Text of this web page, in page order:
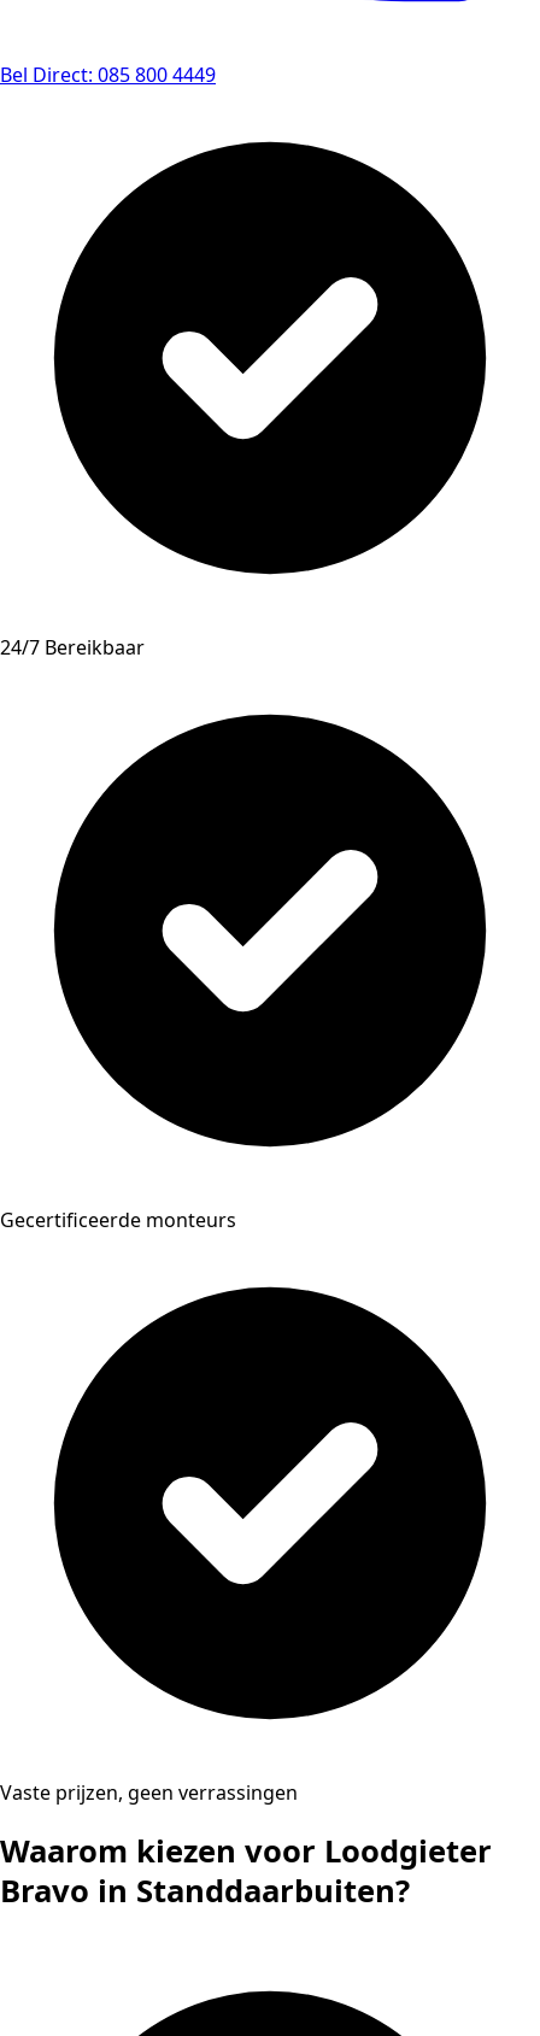
Bel Direct: 085 800 4449
24/7 Bereikbaar
Gecertificeerde monteurs
Vaste prijzen, geen verrassingen
Waarom kiezen voor Loodgieter
Bravo in Standdaarbuiten?